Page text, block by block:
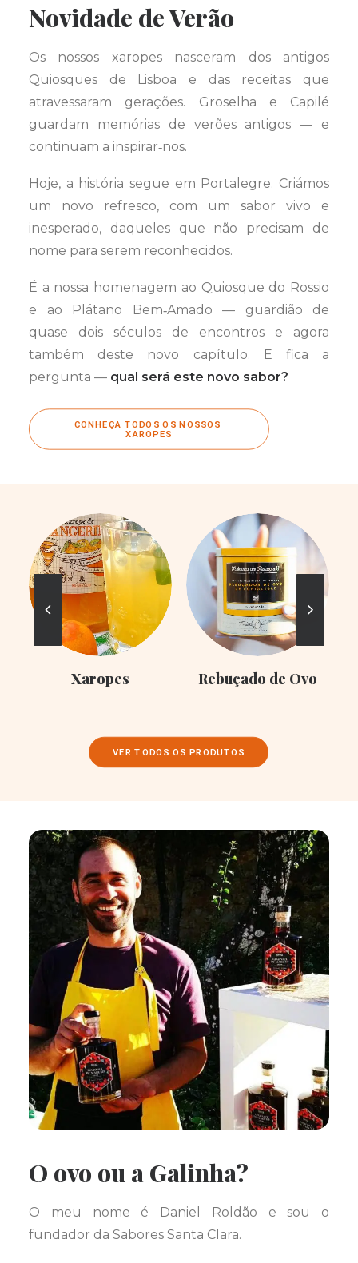
Novidade de Verão
Os nossos xaropes nasceram dos antigos
Quiosques de Lisboa e das receitas que
atravessaram gerações. Groselha e Capilé
guardam memórias de verões antigos — e
continuam a inspirar‑nos.
Hoje, a história segue em Portalegre. Criámos
um novo refresco, com um sabor vivo e
inesperado, daqueles que não precisam de
nome para serem reconhecidos.
É a nossa homenagem ao Quiosque do Rossio
e ao Plátano Bem‑Amado — guardião de
quase dois séculos de encontros e agora
também deste novo capítulo. E fica a
pergunta — qual será este novo sabor?
CONHEÇA TODOS OS NOSSOS
XAROPES
Xaropes Rebuçado de Ovo
VER TODOS OS PRODUTOS
O ovo ou a Galinha?
O meu nome é Daniel Roldão e sou o
fundador da Sabores Santa Clara.